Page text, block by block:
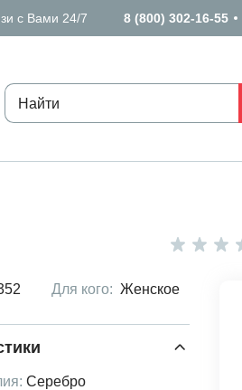
с Вами 24/7 8 (800) 302-16-55
Для кого: Женское
Серебро